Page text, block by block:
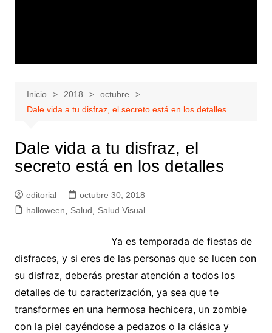
Inicio 2018
octubre
Dale vida a tu disfraz, el secreto está en los detalles
Dale vida a tu disfraz, el
secreto está en los detalles
editorial
octubre 30, 2018
halloween
Salud Salud Visual
Ya es temporada de fiestas de
disfraces, y si eres de las personas que se lucen con
su disfraz, deberás prestar atención a todos los
detalles de tu caracterización, ya sea que te
transformes en una hermosa hechicera, un zombie
con la piel cayéndose a pedazos o la clásica y